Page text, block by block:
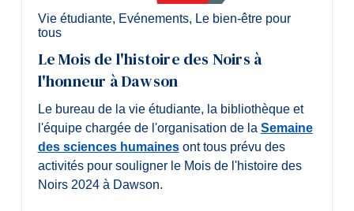
Vie étudiante, Evénements, Le bien-être pour
tous
Le Mois de l'histoire des Noirs à
l'honneur à Dawson
Le bureau de la vie étudiante, la bibliothèque et
l'équipe chargée de l'organisation de la Semaine
des sciences humainesont tous prévu des
activités pour souligner le Mois de l'histoire des
Noirs 2024 à Dawson.